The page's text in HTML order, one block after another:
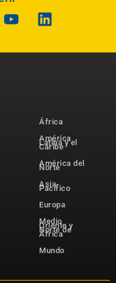
África
América
Latina y el
Caribe
América del
Norte
Asia-
Pacífico
Europa
Medio
Oriente y
Norte de
África
Mundo